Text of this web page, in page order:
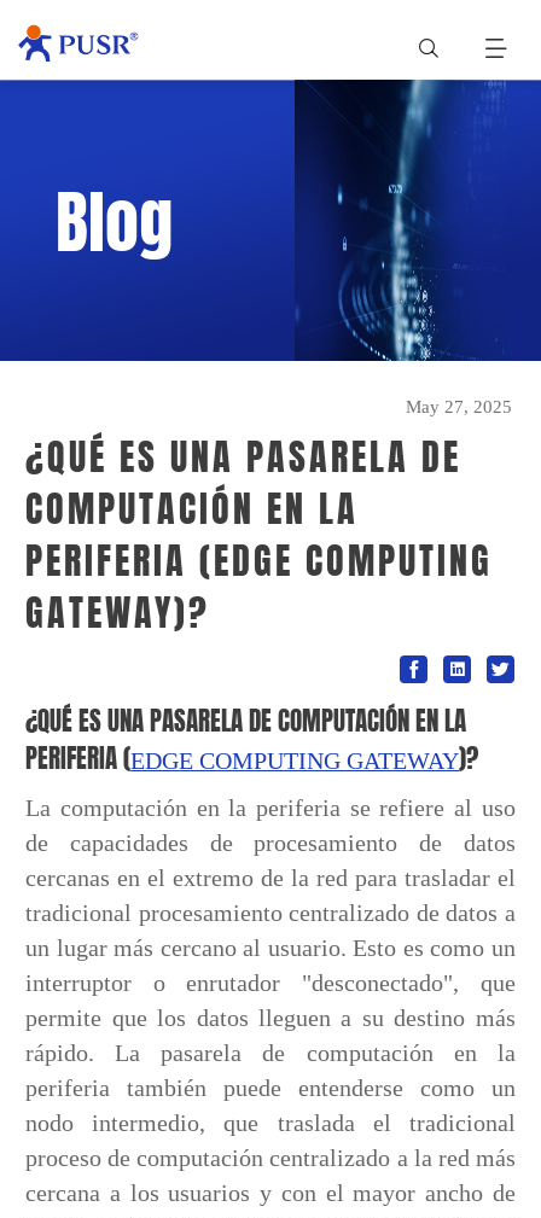
Blog
May 27, 2025
¿QUÉ ES UNA PASARELA DE
COMPUTACIÓN EN LA
PERIFERIA (EDGE COMPUTING
GATEWAY)?
¿QUÉ ES UNA PASARELA DE COMPUTACIÓN EN LA
PERIFERIA (EDGE COMPUTING GATEWAY)?
La computación en la periferia se refiere al uso
de capacidades de procesamiento de datos
cercanas en el extremo de la red para trasladar el
tradicional procesamiento centralizado de datos a
un lugar más cercano al usuario. Esto es como un
interruptor o enrutador "desconectado", que
permite que los datos lleguen a su destino más
rápido. La pasarela de computación en la
periferia también puede entenderse como un
nodo intermedio, que traslada el tradicional
proceso de computación centralizado a la red más
cercana a los usuarios y con el mayor ancho de